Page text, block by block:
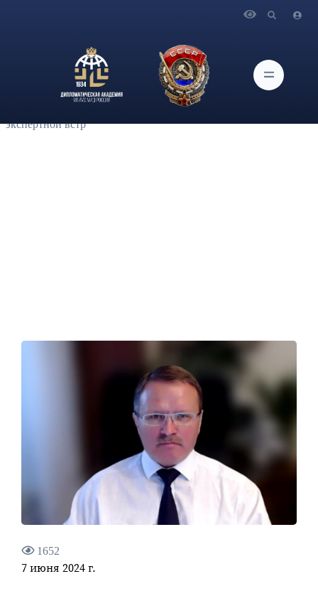
исследований и международных отношений ИАМП
В.Б.Козюлин по приглашению Международного Комитета
Красного Креста принял участие в организованной МККК
совместно с Министерством обороны Туркменистана
экспертной встр
1652
7 июня 2024 г.